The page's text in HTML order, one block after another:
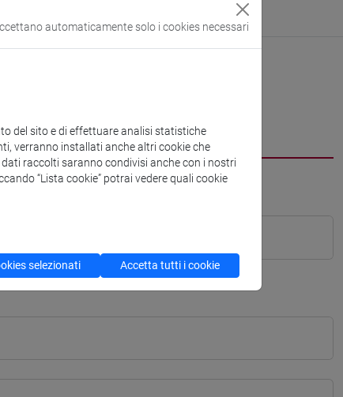
automaticamente solo i cookies necessari
del sito e di effettuare analisi statistiche
verranno installati anche altri cookie che
raccolti saranno condivisi anche con i nostri
“Lista cookie” potrai vedere quali cookie
selezionati Accetta tutti i cookie